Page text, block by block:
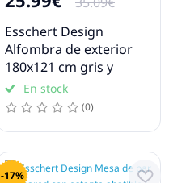
Esschert Design
Alfombra de exterior
180x121 cm gris y
blanco OC25
En stock
(0)
-17%